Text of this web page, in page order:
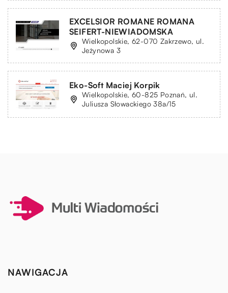
EXCELSIOR ROMANE ROMANA
SEIFERT-NIEWIADOMSKA
Wielkopolskie, 62-070 Zakrzewo, ul.
Jeżynowa 3
Eko-Soft Maciej Korpik
Wielkopolskie, 60-825 Poznań, ul.
Juliusza Słowackiego 38a/15
NAWIGACJA